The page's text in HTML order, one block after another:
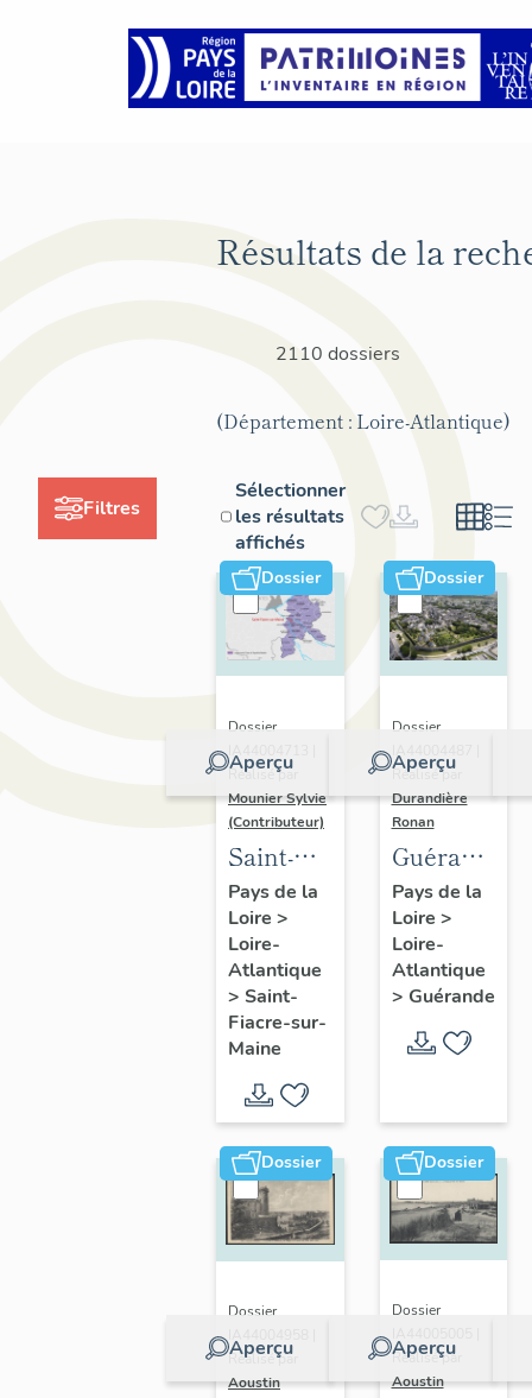
Filtres
Résultats de la
2110 dossiers
(Département : Loire-Atlantique)
Sélectionner
les résultats
affichés
Dossier
Aperçu
Dossier
IA44004713 |
Réalisé par
Mounier Sylvie
(Contributeur)
Saint-
Fiacre-
sur-
Maine :
présentation
de
l'opération
d'inventaire
Pays de la
Loire >
Loire-
Atlantique
> Saint-
Fiacre-sur-
Maine
Dossier
Aperçu
Dossier
IA44004487 |
Réalisé par
Durandière
Ronan
Guérande
:
de la
commune
et de
l'aire
Pays de la
Loire >
Loire-
Atlantique
> Guérande
Dossier
Aperçu
Dossier
Réalisé par
Aoustin
Dossier
Aperçu
Dossier
Réalisé par
Aoustin